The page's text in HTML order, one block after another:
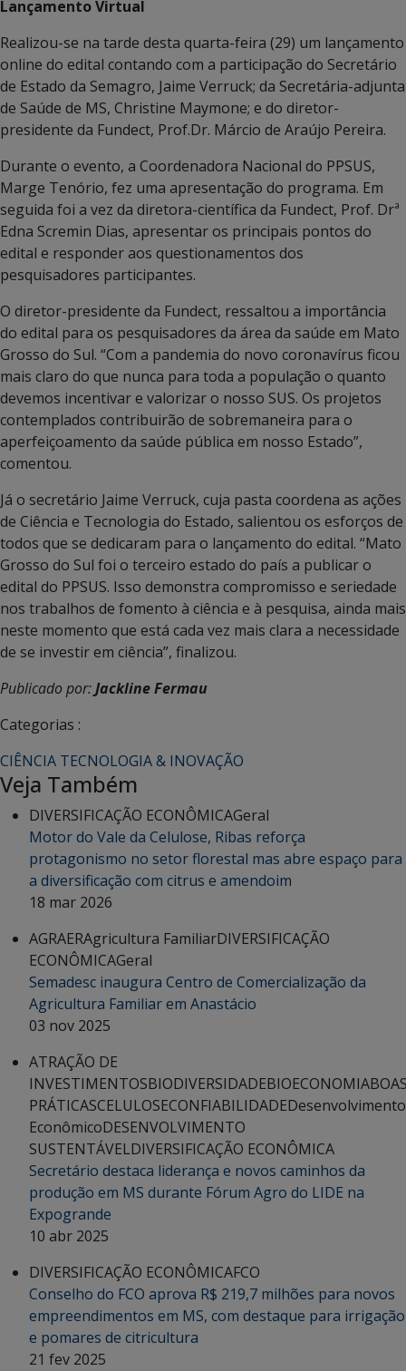
Lançamento Virtual
Realizou-se na tarde desta quarta-feira (29) um lançamento
online do edital contando com a participação do Secretário
de Estado da Semagro, Jaime Verruck; da Secretária-adjunta
de Saúde de MS, Christine Maymone; e do diretor-
presidente da Fundect, Prof.Dr. Márcio de Araújo Pereira.
Durante o evento, a Coordenadora Nacional do PPSUS,
Marge Tenório, fez uma apresentação do programa. Em
seguida foi a vez da diretora-científica da Fundect, Prof. Drª
Edna Scremin Dias, apresentar os principais pontos do
edital e responder aos questionamentos dos
pesquisadores participantes.
O diretor-presidente da Fundect, ressaltou a importância
do edital para os pesquisadores da área da saúde em Mato
Grosso do Sul. “Com a pandemia do novo coronavírus ficou
mais claro do que nunca para toda a população o quanto
devemos incentivar e valorizar o nosso SUS. Os projetos
contemplados contribuirão de sobremaneira para o
aperfeiçoamento da saúde pública em nosso Estado”,
comentou.
Já o secretário Jaime Verruck, cuja pasta coordena as ações
de Ciência e Tecnologia do Estado, salientou os esforços de
todos que se dedicaram para o lançamento do edital. “Mato
Grosso do Sul foi o terceiro estado do país a publicar o
edital do PPSUS. Isso demonstra compromisso e seriedade
nos trabalhos de fomento à ciência e à pesquisa, ainda mais
neste momento que está cada vez mais clara a necessidade
de se investir em ciência”, finalizou.
Publicado por:Jackline Fermau
Categorias :
CIÊNCIA TECNOLOGIA & INOVAÇÃO
Veja Também
DIVERSIFICAÇÃO ECONÔMICAGeral
Motor do Vale da Celulose, Ribas reforça
protagonismo no setor florestal mas abre espaço para
a diversificação com citrus e amendoim
18 mar 2026
AGRAERAgricultura FamiliarDIVERSIFICAÇÃO
ECONÔMICAGeral
Semadesc inaugura Centro de Comercialização da
Agricultura Familiar em Anastácio
03 nov 2025
ATRAÇÃO DE
INVESTIMENTOSBIODIVERSIDADEBIOECONOMIA
PRÁTICASCELULOSECONFIABILIDADEDesenvolvimento
EconômicoDESENVOLVIMENTO
SUSTENTÁVELDIVERSIFICAÇÃO ECONÔMICA
Secretário destaca liderança e novos caminhos da
produção em MS durante Fórum Agro do LIDE na
Expogrande
10 abr 2025
DIVERSIFICAÇÃO ECONÔMICAFCO
Conselho do FCO aprova R$ 219,7 milhões para novos
empreendimentos em MS, com destaque para irrigação
e pomares de citricultura
21 fev 2025